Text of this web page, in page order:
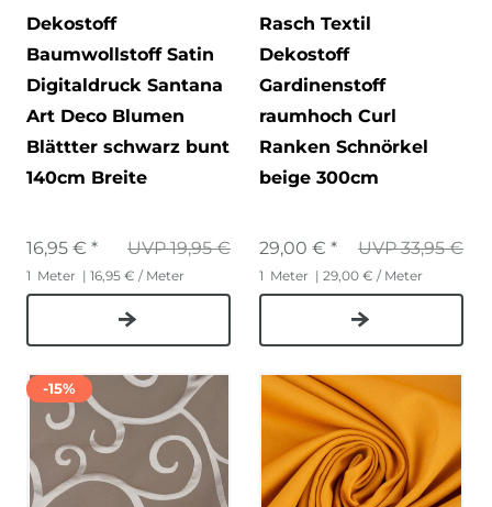
Dekostoff
Baumwollstoff Satin
Digitaldruck Santana
Art Deco Blumen
Blättter schwarz bunt
140cm Breite
UVP 19,95 €
16,95 € *
1 Meter | 16,95 € / Meter
Rasch Textil
Dekostoff
Gardinenstoff
raumhoch Curl
Ranken Schnörkel
beige 300cm
UVP 33,95 €
29,00 € *
1 Meter | 29,00 € / Meter
-15%